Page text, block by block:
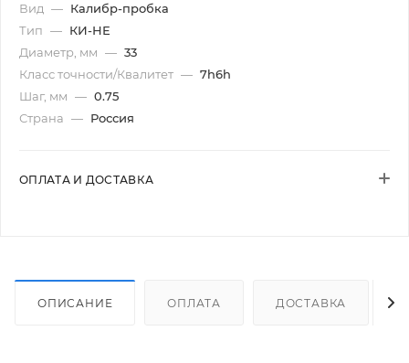
Вид — Калибр-пробка
Тип — КИ-НЕ
Диаметр, мм — 33
Класс точности/Квалитет — 7h6h
Шаг, мм — 0.75
Страна — Россия
ОПЛАТА И ДОСТАВКА
ОПИСАНИЕ ОПЛАТА ДОСТАВКА